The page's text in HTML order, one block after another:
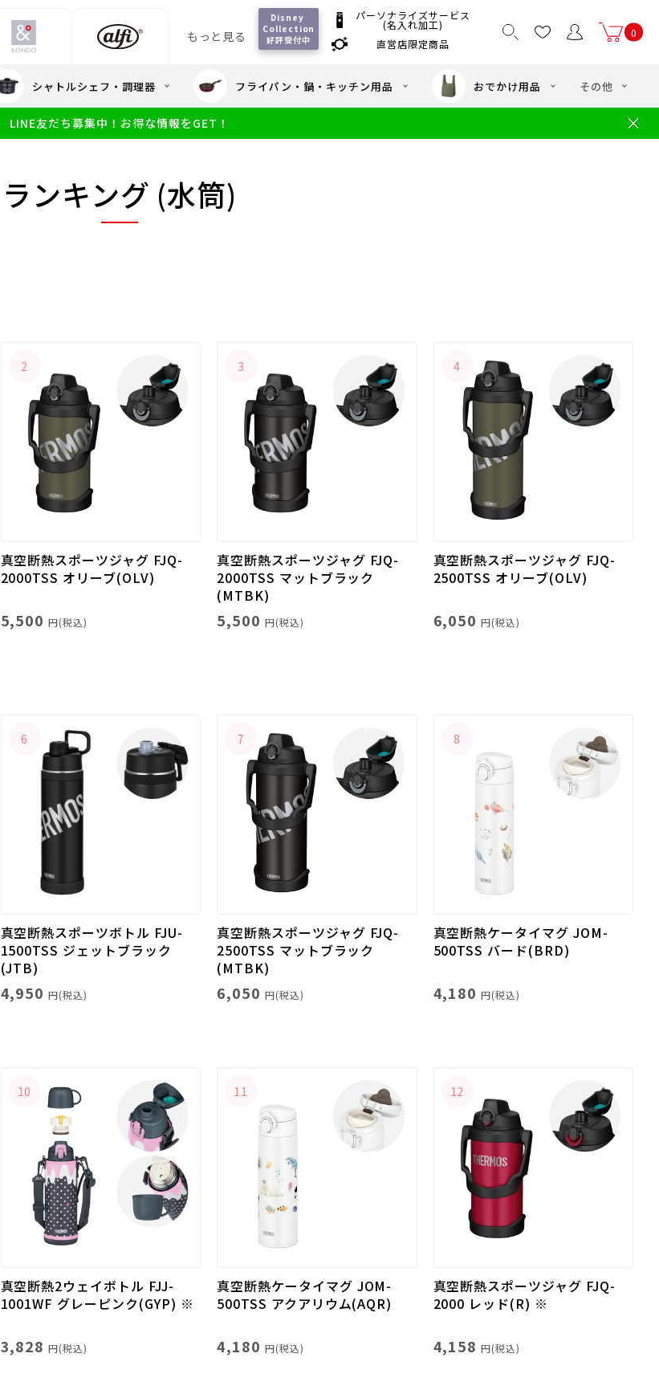
もっと見る
以上送料無料
サーモスのeギフト
サーモス直営店
ギフトのご案内
Disney
Collection
好評受付中
パーソナライズサービス
(名入れ加工)
直営店限定商品
食洗機対応 幼児・園児向け水筒
0
シャトルシェフ・調理器 フライパン・鍋・キッチン用品 おでかけ用品 その他
LINE友だち募集中！お得な情報をGET！
ランキング (水筒)
2
真空断熱スポーツジャグ FJQ-
2000TSS オリーブ(OLV)
5,500円(税込)
3
真空断熱スポーツジャグ FJQ-
2000TSS マットブラック
(MTBK)
5,500 円(税込)
4
真空断熱スポーツジャグ FJQ-
2500TSS オリーブ(OLV)
6,050円(税込)
6
真空断熱スポーツボトル FJU-
1500TSS ジェットブラック
(JTB)
4,950円(税込)
7
真空断熱スポーツジャグ FJQ-
2500TSS マットブラック
(MTBK)
6,050 円(税込)
8
真空断熱ケータイマグ JOM-
500TSS バード(BRD)
4,180円(税込)
10
真空断熱2ウェイボトル FJJ-
1001WF グレーピンク(GYP) ※
3,828円(税込)
11
真空断熱ケータイマグ JOM-
500TSS アクアリウム(AQR)
4,180 円(税込)
12
真空断熱スポーツジャグ FJQ-
2000 レッド(R) ※
4,158円(税込)